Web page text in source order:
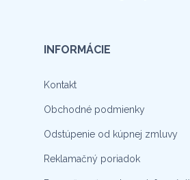
INFORMÁCIE
Kontakt
Obchodné podmienky
Odstúpenie od kúpnej zmluvy
Reklamačný poriadok